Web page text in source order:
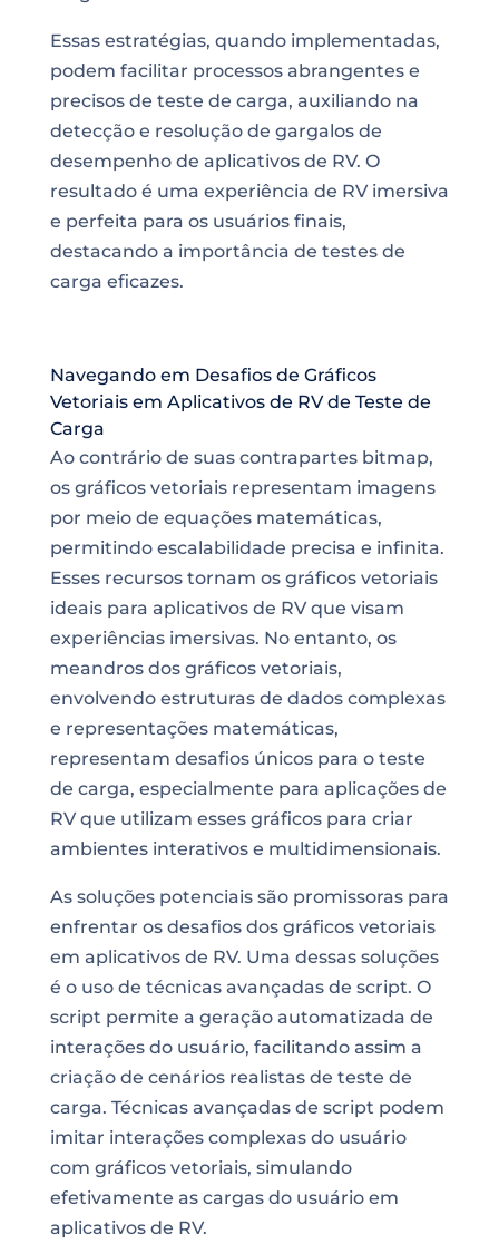
Essas estratégias, quando implementadas,
podem facilitar processos abrangentes e
precisos de teste de carga, auxiliando na
detecção e resolução de gargalos de
desempenho de aplicativos de RV. O
resultado é uma experiência de RV imersiva
e perfeita para os usuários finais,
destacando a importância de testes de
carga eficazes.
Navegando em Desafios de Gráficos
Vetoriais em Aplicativos de RV de Teste de
Carga
Ao contrário de suas contrapartes bitmap,
os gráficos vetoriais representam imagens
por meio de equações matemáticas,
permitindo escalabilidade precisa e infinita.
Esses recursos tornam os gráficos vetoriais
ideais para aplicativos de RV que visam
experiências imersivas. No entanto, os
meandros dos gráficos vetoriais,
envolvendo estruturas de dados complexas
e representações matemáticas,
representam desafios únicos para o teste
de carga, especialmente para aplicações de
RV que utilizam esses gráficos para criar
ambientes interativos e multidimensionais.
As soluções potenciais são promissoras para
enfrentar os desafios dos gráficos vetoriais
em aplicativos de RV. Uma dessas soluções
é o uso de técnicas avançadas de script. O
script permite a geração automatizada de
interações do usuário, facilitando assim a
criação de cenários realistas de teste de
carga. Técnicas avançadas de script podem
imitar interações complexas do usuário
com gráficos vetoriais, simulando
efetivamente as cargas do usuário em
aplicativos de RV.